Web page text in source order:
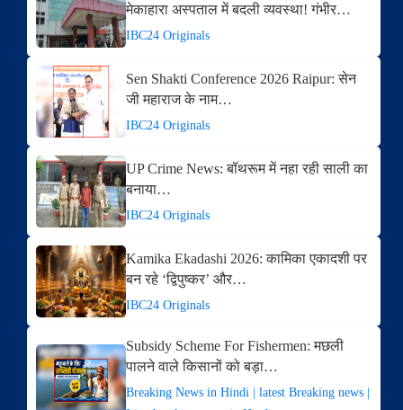
मेकाहारा अस्पताल में बदली व्यवस्था! गंभीर…
IBC24 Originals
Sen Shakti Conference 2026 Raipur: सेन
जी महाराज के नाम…
IBC24 Originals
UP Crime News: बॉथरूम में नहा रही साली का
बनाया…
IBC24 Originals
Kamika Ekadashi 2026: कामिका एकादशी पर
बन रहे ‘द्विपुष्कर’ और…
IBC24 Originals
Subsidy Scheme For Fishermen: मछली
पालने वाले किसानों को बड़ा…
Breaking News in Hindi | latest Breaking news |